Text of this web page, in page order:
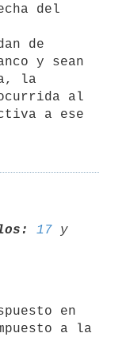
del
de
y sean
la
al
a ese
17
a la